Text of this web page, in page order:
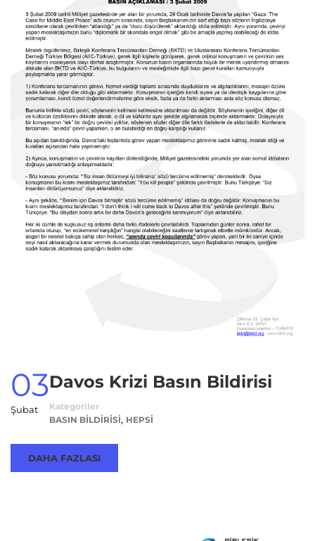
03
Şubat
Davos Krizi Basın Bildirisi
Kategoriler
BASIN BILDIRISI, HEPSI
DAHA FAZLASI